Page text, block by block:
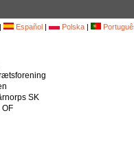
| Español | Polska |
SK